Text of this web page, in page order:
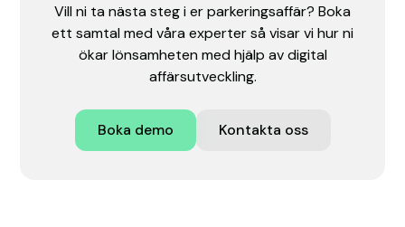
Vill ni ta nästa steg i er parkeringsaffär? Boka
ett samtal med våra experter så visar vi hur ni
ökar lönsamheten med hjälp av digital
affärsutveckling.
Boka demo Kontakta oss